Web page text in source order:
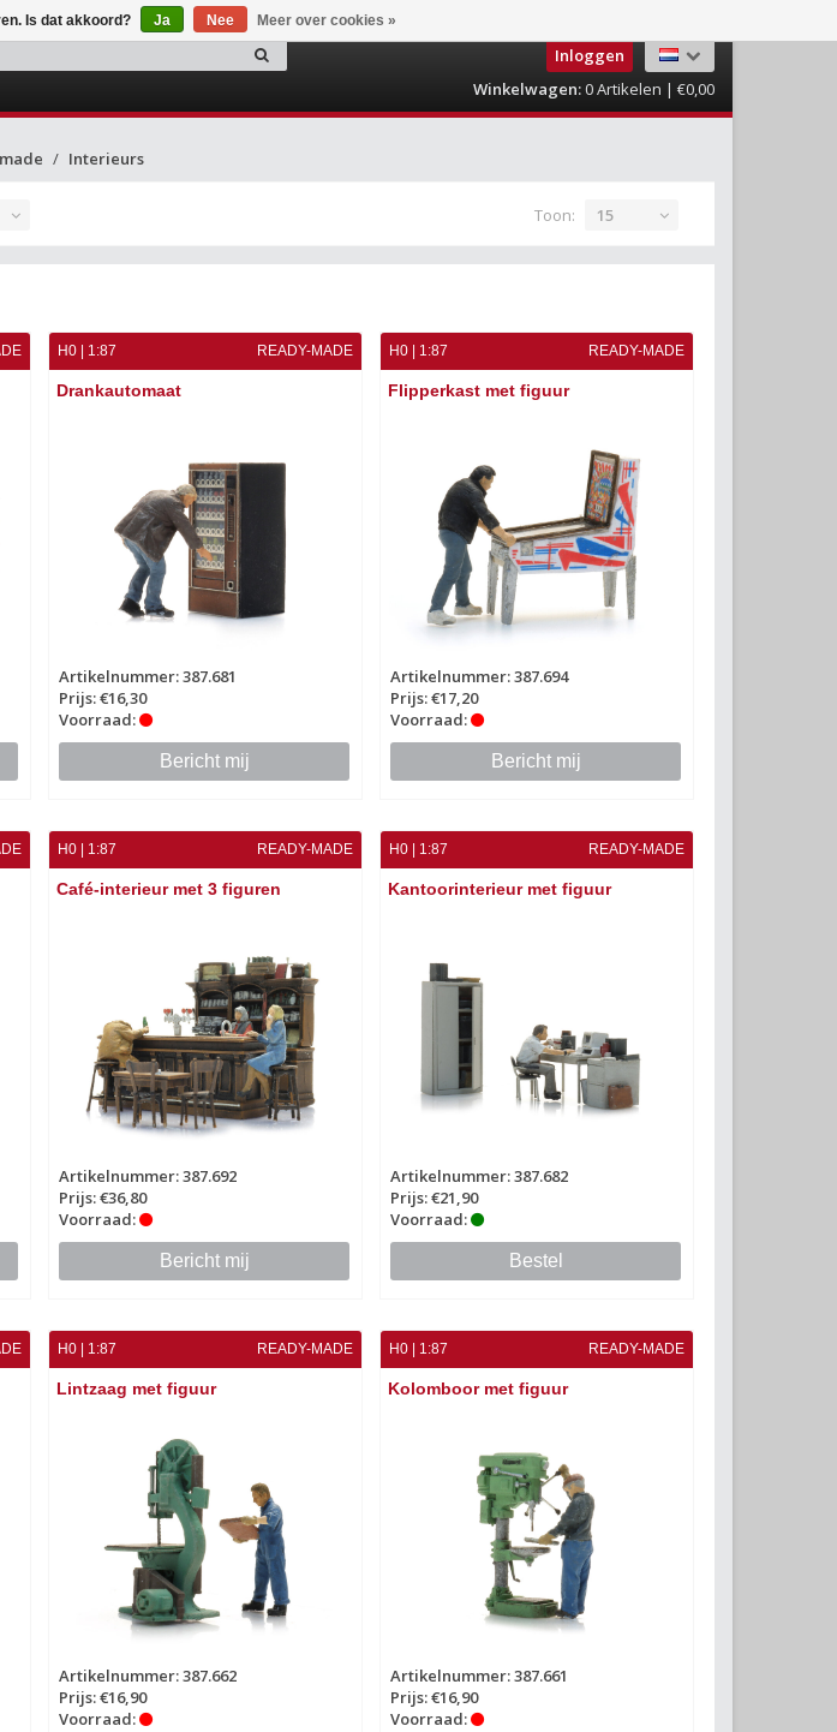
Inloggen
Winkelwagen:0Artikelen | €0,00
Interieurs
Toon: 15
H0 | 1:87 READY-MADE
Drankautomaat
Artikelnummer: 387.681
Prijs: €16,30
Voorraad:
Bericht mij
H0 | 1:87 READY-MADE
Flipperkast met figuur
Artikelnummer: 387.694
Prijs: €17,20
Voorraad:
Bericht mij
H0 | 1:87 READY-MADE
Café-interieur met 3 figuren
Artikelnummer: 387.692
Prijs: €36,80
Voorraad:
Bericht mij
H0 | 1:87 READY-MADE
Kantoorinterieur met figuur
Artikelnummer: 387.682
Prijs: €21,90
Voorraad:
Bestel
H0 | 1:87 READY-MADE
Lintzaag met figuur
Artikelnummer: 387.662
Prijs: €16,90
Voorraad:
H0 | 1:87 READY-MADE
Kolomboor met figuur
Artikelnummer: 387.661
Prijs: €16,90
Voorraad:
Is dat akkoord? Ja Nee Meer over cookies »